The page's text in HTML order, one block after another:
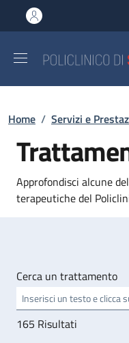
al contenuto principale
to footer content
Briciole di
Home / Servizi e
Approfondisci alcune
terapeutiche del
Cerca un trattamento
165 Risultati